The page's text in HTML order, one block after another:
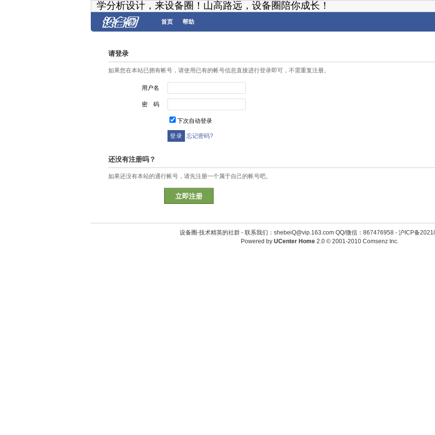
学分析设计，来设备圈！山高路远，设备圈陪你成长！
首页 帮助
请登录
如果您在本站已拥有帐号，请使用已有的帐号信息直接进行登录即可，不需重复注册。
用户名
密 码
下次自动登录
忘记密码?
还没有注册吗？
如果还没有本站的通行帐号，请先注册一个属于自己的帐号吧。
立即注册
设备圈-技术精英的社群 - 联系我们：shebeiQ@vip.163.com QQ/微信：867476958- 沪ICP备
Powered by UCenter Home 2.0© 2001-2010 Comsenz Inc.